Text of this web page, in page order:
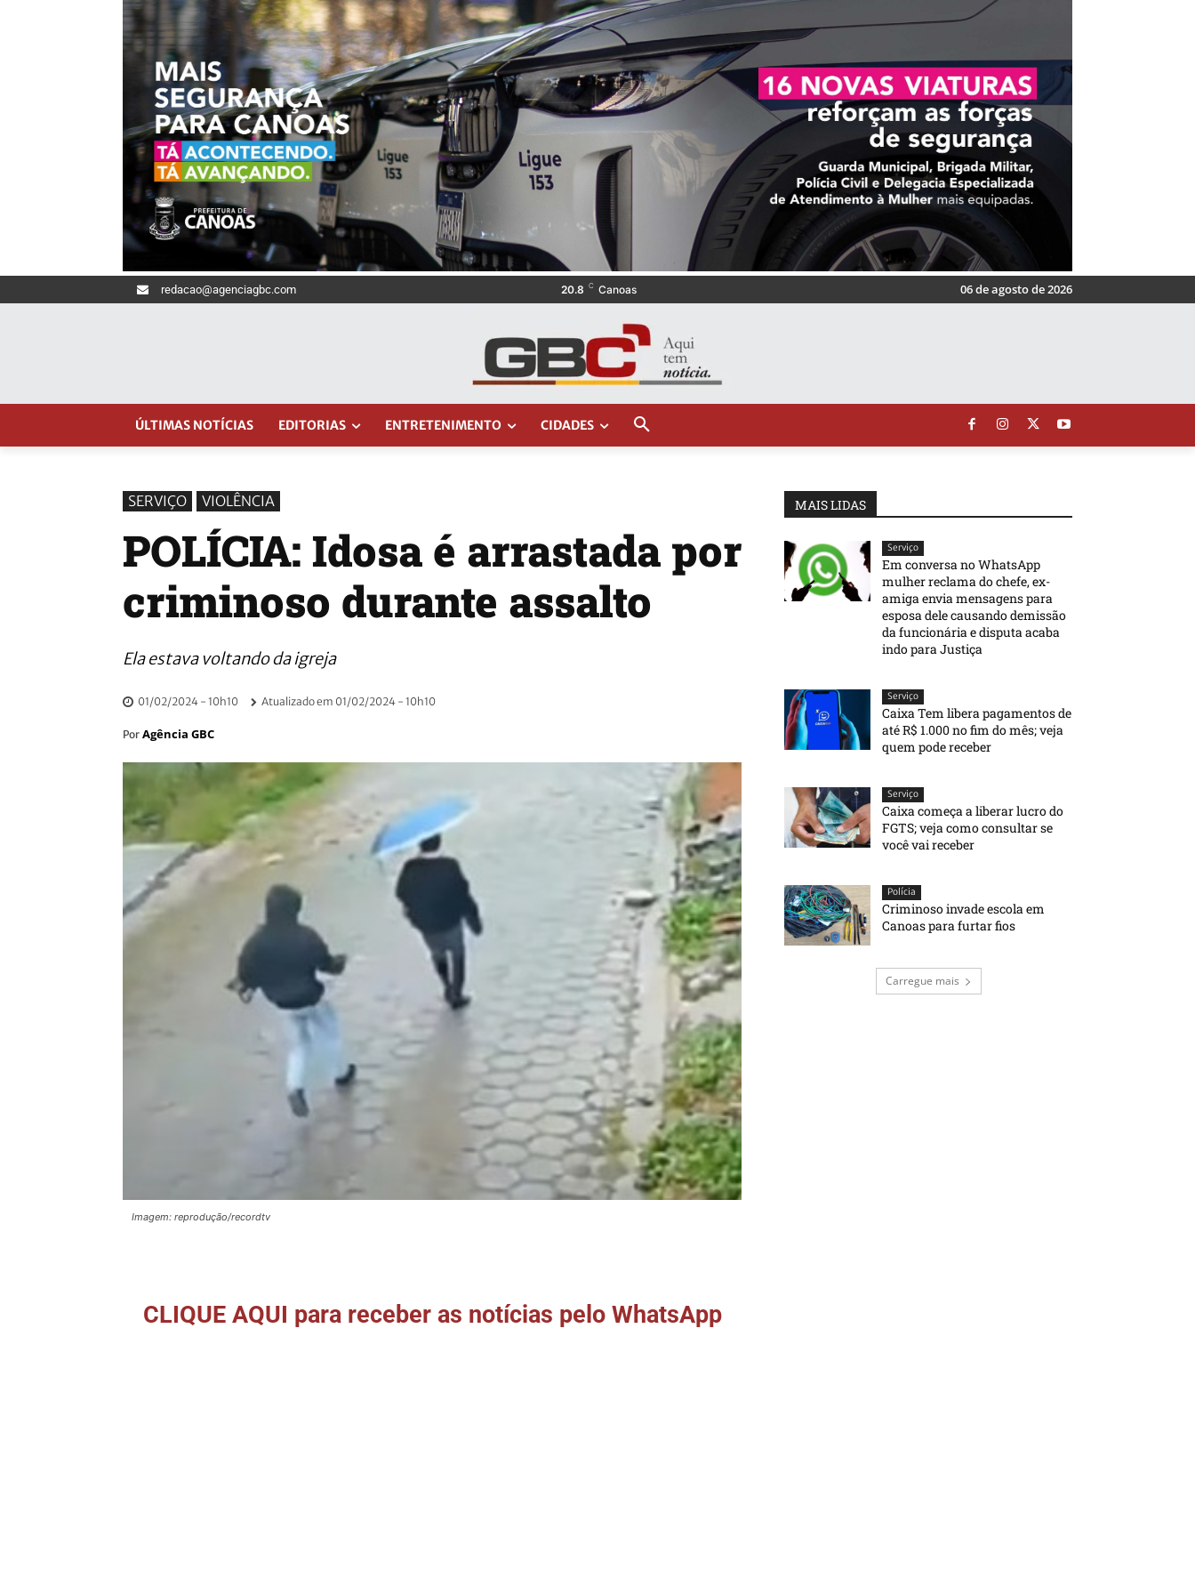
redacao@agenciagbc.com 20.8 C Canoas 06 de agosto de 2026
ÚLTIMAS NOTÍCIAS EDITORIAS ENTRETENIMENTO CIDADES
SERVIÇO VIOLÊNCIA
POLÍCIA: Idosa é arrastada por
criminoso durante assalto
Ela estava voltando da igreja
01/02/2024 - 10h10 Atualizado em 01/02/2024 - 10h10
Por Agência GBC
Imagem: reprodução/recordtv
CLIQUE AQUI para receber as notícias pelo WhatsApp
MAIS LIDAS
Serviço
Em conversa no WhatsApp
mulher reclama do chefe, ex-
amiga envia mensagens para
esposa dele causando demissão
da funcionária e disputa acaba
indo para Justiça
Serviço
Caixa Tem libera pagamentos de
até R$ 1.000 no fim do mês; veja
quem pode receber
Serviço
Caixa começa a liberar lucro do
FGTS; veja como consultar se
você vai receber
Polícia
Criminoso invade escola em
Canoas para furtar fios
Carregue mais